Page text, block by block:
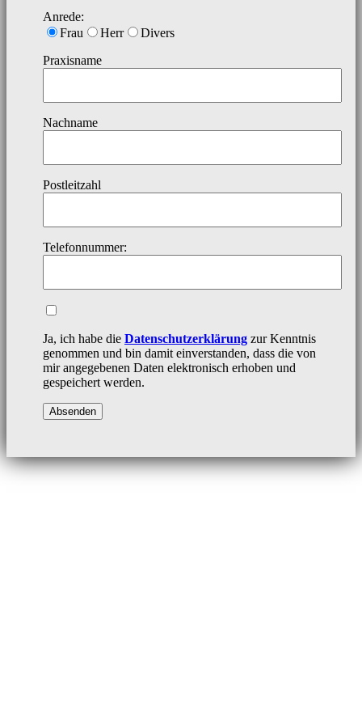
Anrede:
Frau
Herr
Divers
Praxisname
Nachname
Postleitzahl
Telefonnummer:
Ja, ich habe die Datenschutzerklärung zur Kenntnis
genommen und bin damit einverstanden, dass die von
mir angegebenen Daten elektronisch erhoben und
gespeichert werden.